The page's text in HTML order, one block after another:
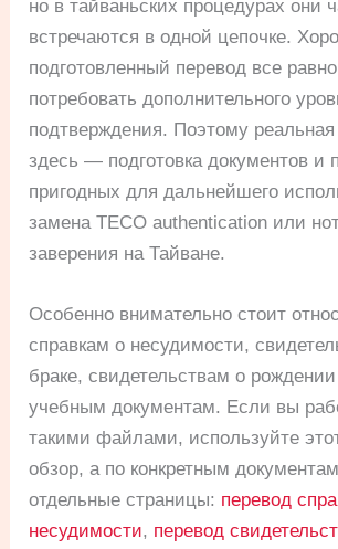
но в тайваньских процедурах они
встречаются в одной цепочке.
подготовленный перевод все
потребовать дополнительного
подтверждения. Поэтому
здесь — подготовка документов и
пригодных для дальнейшего
замена TECO authentication или
заверения на Тайване.
Особенно внимательно стоит
справкам о несудимости,
браке, свидетельствам о
учебным документам. Если вы
такими файлами, используйте
обзор, а по конкретным
отдельные страницы: перевод
несудимости, перевод